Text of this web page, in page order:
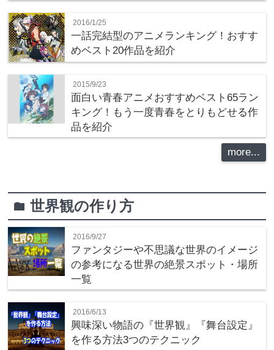
2016/1/25
一話完結型のアニメランキング！おすす
めベスト20作品を紹介
2015/9/23
面白い青春アニメおすすめベスト65ラン
キング！もう一度青春をとりもどせる作
品を紹介
more...
folder世界観の作り方
2016/9/27
ファンタジーや不思議な世界のイメージ
の参考になる世界の絶景スポット・場所
一覧
2016/6/13
興味深い物語の『世界観』『舞台設定』
を作る方法3つのテクニック